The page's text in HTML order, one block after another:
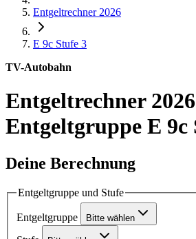
Entgeltrechner 2026
E 9c Stufe 3
TV-Autobahn
Entgeltrechner 2026
Entgeltgruppe E 9c
Deine Berechnung
Entgeltgruppe und Stufe
Entgeltgruppe Bitte wählen